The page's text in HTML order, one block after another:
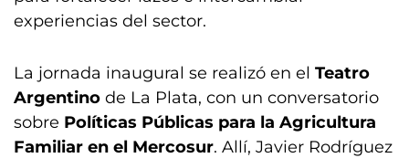
experiencias del sector.
La jornada inaugural se realizó en el Teatro
Argentino de La Plata, con un conversatorio
sobre Políticas Públicas para la Agricultura
Familiar en el Mercosur. Allí, Javier Rodríguez